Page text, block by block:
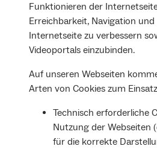
Funktionieren der
Erreichbarkeit, Navigation
Internetseite zu verbessern
Videoportals einzubinden.
Auf unseren Webseiten
Arten von Cookies zum
Technisch erforderliche
Nutzung der Webseiten
für die korrekte